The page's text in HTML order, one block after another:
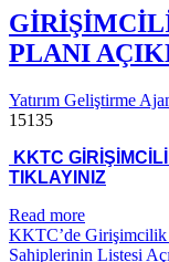
PLANI
Yatırım Geliştirme
15135
KKTC
TIKLAYINIZ
Read more
KKTC’de Girişimcilik
Sahiplerinin Listesi